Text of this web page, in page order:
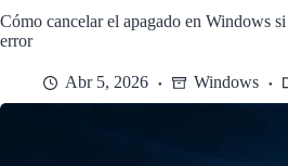
Cómo cancelar el apagado en Windows
error
Abr 5, 2026 Windows